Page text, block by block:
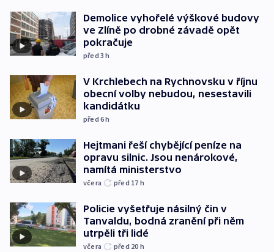
Demolice vyhořelé výškové budovy
ve Zlíně po drobné závadě opět
pokračuje
před 3h
V Krchlebech na Rychnovsku v říjnu
obecní volby nebudou, nesestavili
kandidátku
před 6h
Hejtmani řeší chybějící peníze na
opravu silnic. Jsou nenárokové,
namítá ministerstvo
včera před 17 h
Policie vyšetřuje násilný čin v
Tanvaldu, bodná zranění při něm
utrpěli tři lidé
včera před 20 h